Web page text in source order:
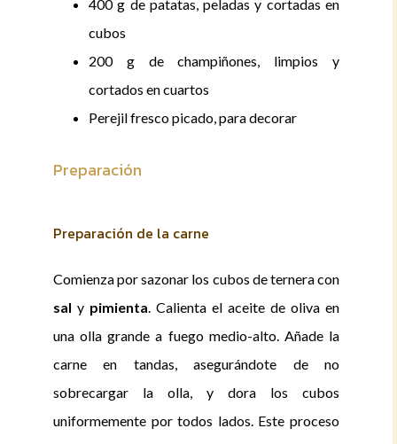
400 g de patatas, peladas y cortadas en
cubos
200 g de champiñones, limpios y
cortados en cuartos
Perejil fresco picado, para decorar
Preparación
Preparación de la carne
Comienza por sazonar los cubos de ternera con
sal y pimienta. Calienta el aceite de oliva en
una olla grande a fuego medio-alto. Añade la
carne en tandas, asegurándote de no
sobrecargar la olla, y dora los cubos
uniformemente por todos lados. Este proceso